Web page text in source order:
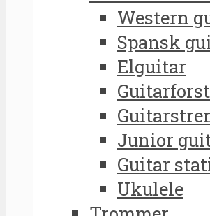
Western
Spansk
Elguitar
Junior
Guitar
Ukulele